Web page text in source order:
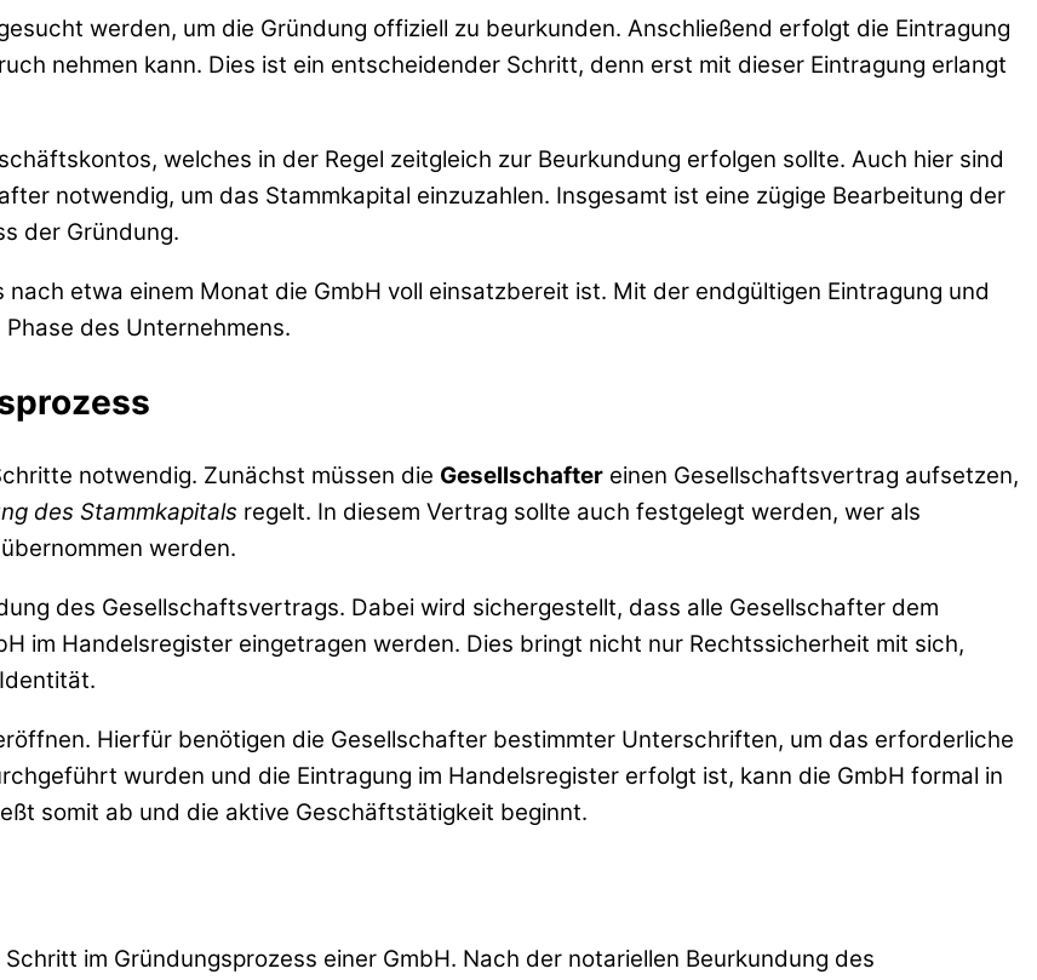
werden, um die Gründung offiziell zu beurkunden. Anschließend erfolgt die Eintragung
nehmen kann. Dies ist ein entscheidender Schritt, denn erst mit dieser Eintragung erlangt
welches in der Regel zeitgleich zur Beurkundung erfolgen sollte. Auch hier sind
notwendig, um das Stammkapital einzuzahlen. Insgesamt ist eine zügige Bearbeitung der
der Gründung.
etwa einem Monat die GmbH voll einsatzbereit ist. Mit der endgültigen Eintragung und
des Unternehmens.
notwendig. Zunächst müssen die Gesellschafter einen Gesellschaftsvertrag aufsetzen,
des Stammkapitals regelt. In diesem Vertrag sollte auch festgelegt werden, wer als
werden.
des Gesellschaftsvertrags. Dabei wird sichergestellt, dass alle Gesellschafter dem
im Handelsregister eingetragen werden. Dies bringt nicht nur Rechtssicherheit mit sich,
Hierfür benötigen die Gesellschafter bestimmter Unterschriften, um das erforderliche
wurden und die Eintragung im Handelsregister erfolgt ist, kann die GmbH formal in
somit ab und die aktive Geschäftstätigkeit beginnt.
im Gründungsprozess einer GmbH. Nach der notariellen Beurkundung des